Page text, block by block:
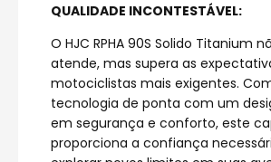
QUALIDADE INCONTESTÁVEL:
O HJC RPHA 90S Solido Titanium
atende, mas supera as
motociclistas mais exigentes.
tecnologia de ponta com um
em segurança e conforto, este
proporciona a confiança